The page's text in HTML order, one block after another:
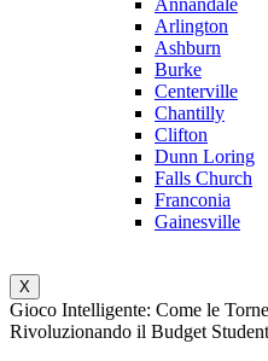
Annandale
Arlington
Ashburn
Burke
Centerville
Chantilly
Clifton
Dunn Loring
Falls Church
Franconia
Gainesville
X
Gioco Intelligente: Come le
Rivoluzionando il Budget